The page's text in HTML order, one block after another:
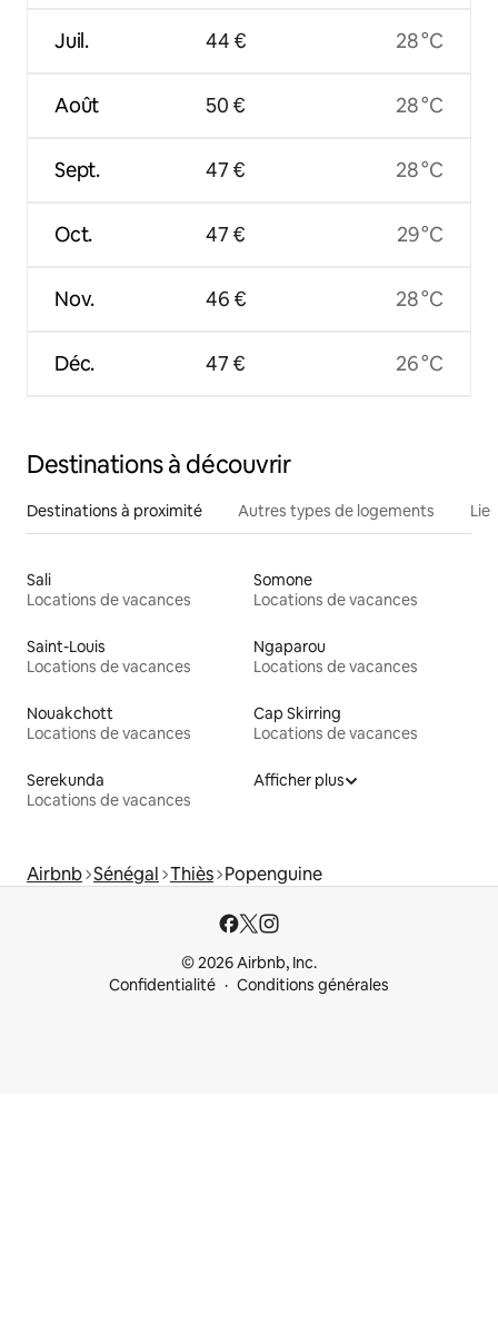
Juil.
Août
Sept.
Oct.
Nov.
Déc.
44 €
50 €
47 €
47 €
46 €
47 €
28 °C
28 °C
28 °C
29 °C
28 °C
26 °C
Destinations à découvrir
Destinations à proximité Autres types de logements
Sali
Locations de vacances
Somone
Locations de vacances
Saint-Louis
Locations de vacances
Ngaparou
Locations de vacances
Nouakchott
Locations de vacances
Cap Skirring
Locations de vacances
Serekunda
Locations de vacances
Afficher plus
Airbnb Sénégal Thiès Popenguine
© 2026 Airbnb, Inc.
Confidentialité
Conditions générales